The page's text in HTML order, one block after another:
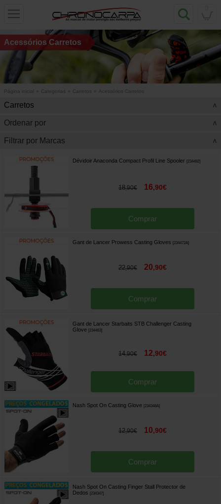
Acessórios Carretos
Página inicial Categorias Carretos Acessórios Carretos
Carretos >
Ordenar por >
Filtrar por Marcas >
Dévidoir Anaconda Compact Profil Line Spooler [234492]
18,90€ 16,90€
Comprar
Gant de Lancer Prowess Casting Gloves [234472A]
22,90€ 20,90€
Comprar
Gant de Lancer Starbaits STB Challenger Casting
Glove [234463]
14,90€ 12,90€
Comprar
Nash Spot On Casting Glove [234348A]
12,90€ 10,90€
Comprar
Nash Spot On Casting Finger Stall Protector de
Dedos [234347]